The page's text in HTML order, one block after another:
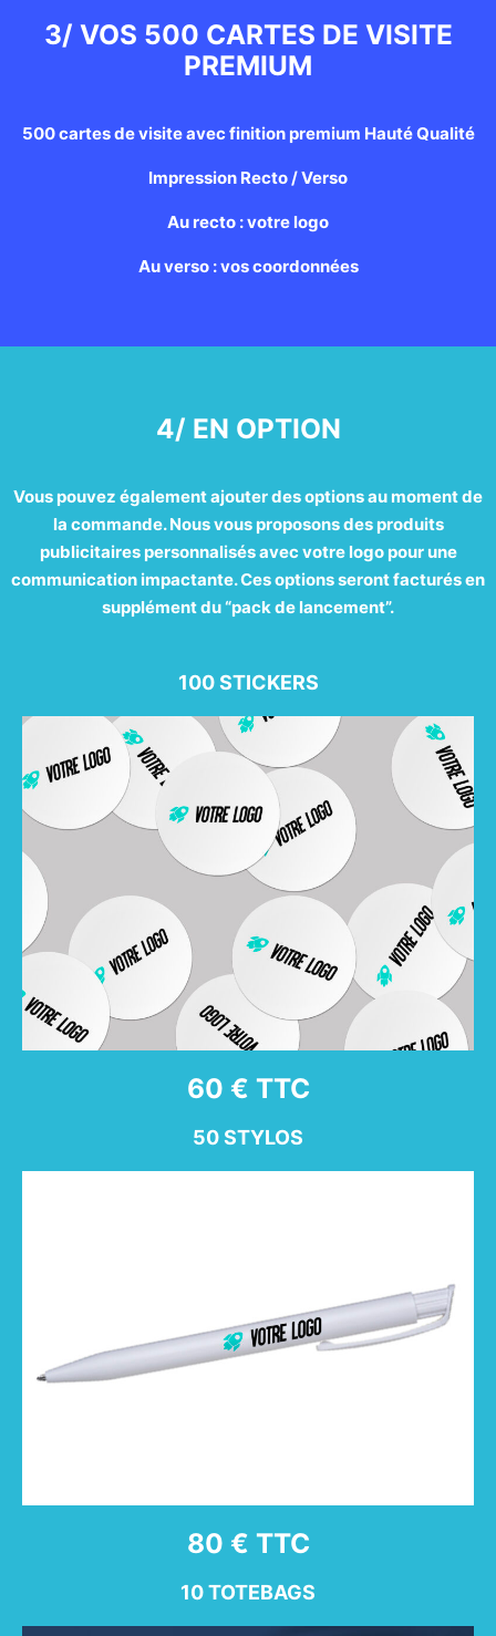
3/ VOS 500 CARTES DE VISITE
PREMIUM
500 cartes de visite avec finition premium Hauté Qualité
Impression Recto / Verso
Au recto : votre logo
Au verso : vos coordonnées
4/ EN OPTION
Vous pouvez également ajouter des options au moment de
la commande. Nous vous proposons des produits
publicitaires personnalisés avec votre logo pour une
communication impactante. Ces options seront facturés en
supplément du “pack de lancement”.
100 STICKERS
60 € TTC
50 STYLOS
80 € TTC
10 TOTEBAGS